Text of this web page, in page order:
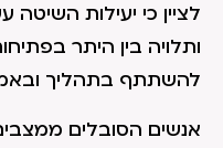
לציין כי יעילות
ותלויה בין היתר
להשתתף בתהליך
אנשים הסובלים